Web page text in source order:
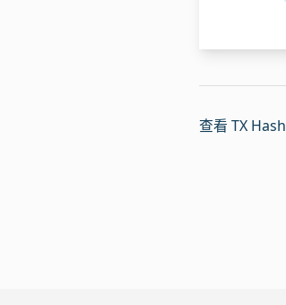
查看 TX Hash